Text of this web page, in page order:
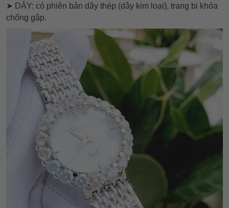
➤ DÂY: có phiên bản dây thép (dây kim loại), trang bị khóa
chống gập.